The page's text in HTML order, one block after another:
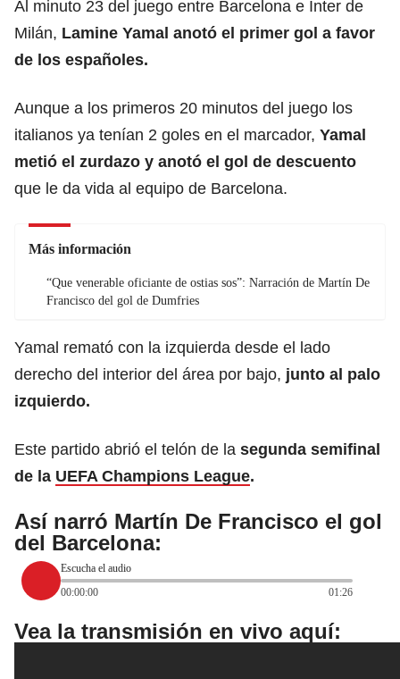
Al minuto 23 del juego entre Barcelona e Inter de
Milán, Lamine Yamal anotó el primer gol a favor
de los españoles.
Aunque a los primeros 20 minutos del juego los
italianos ya tenían 2 goles en el marcador, Yamal
metió el zurdazo y anotó el gol de descuento
que le da vida al equipo de Barcelona.
Más información
“Que venerable oficiante de ostias sos”: Narración de Martín De
Francisco del gol de Dumfries
Yamal remató con la izquierda desde el lado
derecho del interior del área por bajo, junto al palo
izquierdo.
Este partido abrió el telón de la segunda semifinal
de la UEFA Champions League.
Así narró Martín De Francisco el gol
del Barcelona:
Escucha el audio
00:00:00
01:26
Vea la transmisión en vivo aquí: